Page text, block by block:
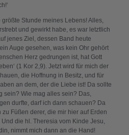
Stunde meines Lebens! Alles,
und gewirkt habe, es war letztlich
jenes Ziel, dessen Band heute
Auge gesehen, was kein Ohr gehört
Herz gedrungen ist, hat Gott
(1 Kor 2,9). Jetzt wird für mich der
die Hoffnung in Besitz, und für
an dem, der die Liebe ist! Da sollte
sein? Wie mag alles sein? Das,
durfte, darf ich dann schauen? Da
Füßen derer, die mir hier auf Erden
die hl. Theresia vom Kinde Jesu,
nimmt mich dann an die Hand!